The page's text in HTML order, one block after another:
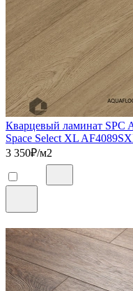
Кварцевый ламинат SPC
Space Select XL
3 350₽/м2